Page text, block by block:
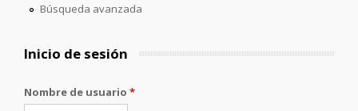
Búsqueda avanzada
Inicio de sesión
Nombre de usuario *